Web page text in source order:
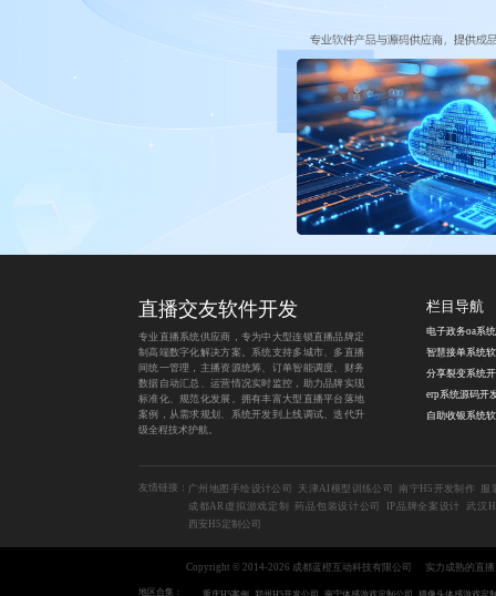
直播交友软件开发
专业直播系统供应商，专为中大型连锁直播品牌定
制高端数字化解决方案。系统支持多城市、多直播
间统一管理，主播资源统筹、订单智能调度、财务
数据自动汇总、运营情况实时监控，助力品牌实现
标准化、规范化发展。拥有丰富大型直播平台落地
案例，从需求规划、系统开发到上线调试、迭代升
级全程技术护航。
栏目导航
电子政务oa系统
智慧接单系统
分享裂变系统
erp系统源码开
自助收银系统
友情链接： 广州地图手绘设计公司 天津AI模型训练公司 南宁H5开发制作
服
成都AR虚拟游戏定制
药品包装设计公司 IP品牌全案设计
武汉
西安H5定制公司
Copyright © 2014-2026 成都蓝橙互动科技有限公司 实力成熟的直
地区合集： 重庆H5案例 郑州H5开发公司 南宁体感游戏定制公司 摄像头体感游戏定